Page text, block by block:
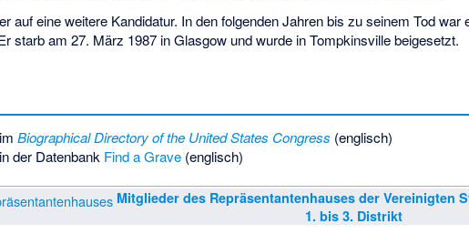
auf eine weitere Kandidatur. In den folgenden Jahren bis zu seinem Tod war
starb am 27. März 1987 in Glasgow und wurde in Tompkinsville beigesetzt.
im Biographical Directory of the United States Congress (englisch)
in der Datenbank Find a Grave(englisch)
Mitglieder des Repräsentantenhauses der Vereinigten
1. bis 3. Distrikt